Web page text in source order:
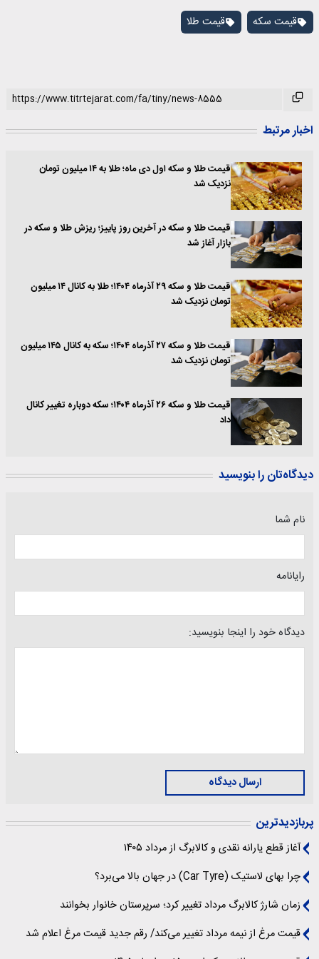
قیمت سکه قیمت طلا
اخبار مرتبط
قیمت طلا و سکه اول دی ماه؛ طلا به ۱۴ میلیون تومان
نزدیک شد
قیمت طلا و سکه در آخرین روز پاییز؛ ریزش طلا و سکه در
بازار آغاز شد
قیمت طلا و سکه ۲۹ آذرماه ۱۴۰۴؛ طلا به کانال ۱۴ میلیون
تومان نزدیک شد
قیمت طلا و سکه ۲۷ آذرماه ۱۴۰۴؛ سکه به کانال ۱۴۵ میلیون
تومان نزدیک شد
قیمت طلا و سکه ۲۶ آذرماه ۱۴۰۴؛ سکه دوباره تغییر کانال
داد
دیدگاه‌تان را بنویسید
نام شما
رایانامه
دیدگاه خود را اینجا بنویسید:
ارسال دیدگاه
پربازدیدترین
آغاز قطع یارانه نقدی و کالابرگ از مرداد ۱۴۰۵
چرا بهای لاستیک (Car Tyre) در جهان بالا می‌برد؟
زمان شارژ کالابرگ مرداد تغییر کرد؛ سرپرستان خانوار بخوانند
قیمت مرغ از نیمه مرداد تغییر می‌کند/ رقم جدید قیمت مرغ اعلام شد